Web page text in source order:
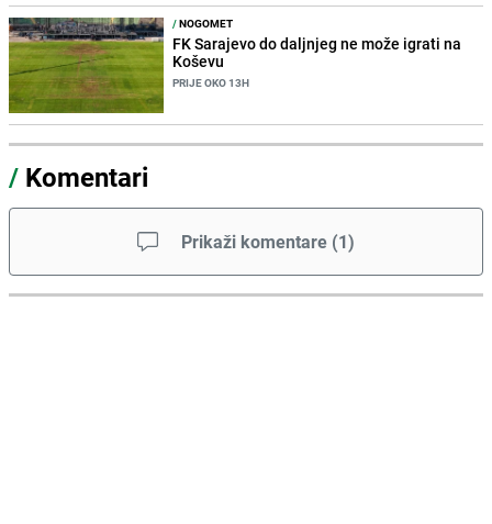
/NOGOMET
FK Sarajevo do daljnjeg ne može igrati na
Koševu
PRIJE OKO 13H
/ Komentari
Prikaži komentare (1)